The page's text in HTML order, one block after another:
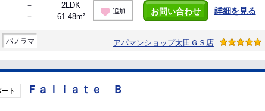
－
－
2LDK
61.48m²
追加 お問い合わせ 詳細を見る
パノラマ アパマンショップ太田ＧＳ店
ト Ｆａｌｉａｔｅ Ｂ